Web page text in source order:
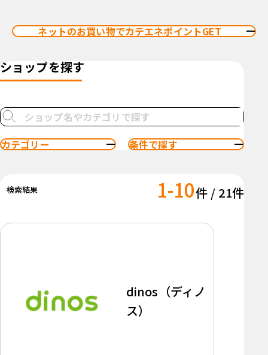
ネットのお買い物でカテエネポイントGET
ショップを探す
カテゴリー 条件で探す
検索結果 1-10件 / 21件
dinos（ディノ
ス）